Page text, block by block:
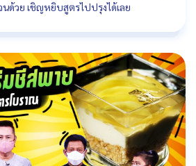
นด้วย เชิญหยิบสูตรไปปรุงได้เลย